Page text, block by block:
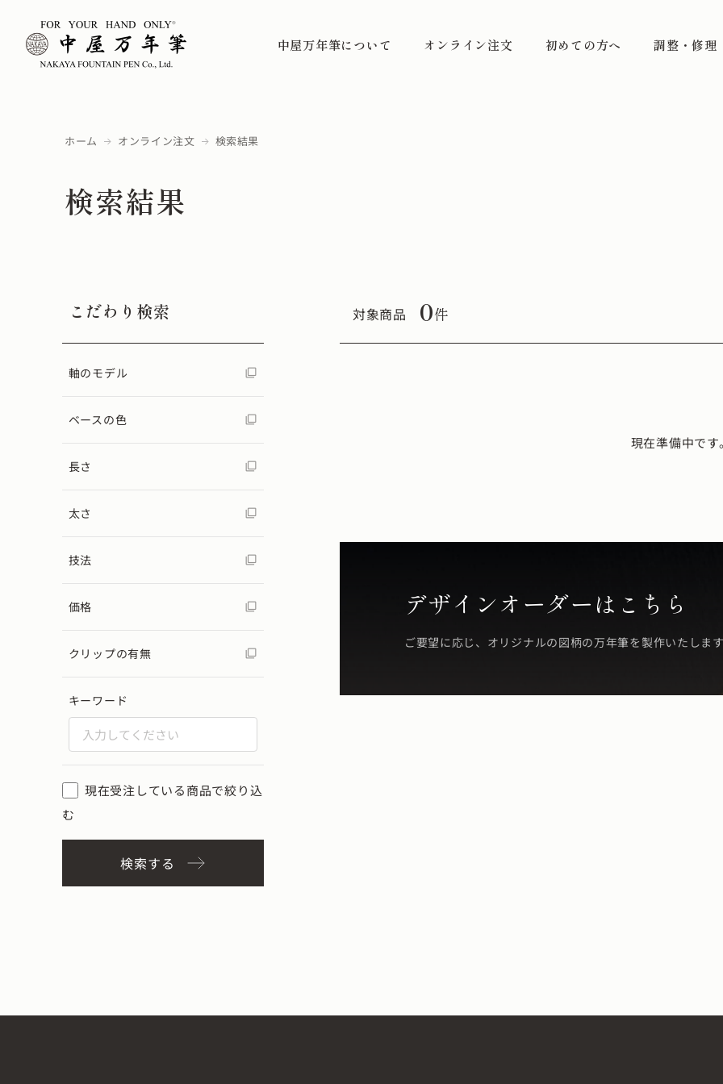
中屋万年筆について オンライン注文 初めての方へ 調整・修理
ホーム オンライン注文 検索結果
検索結果
こだわり検索
軸のモデル
ベースの色
長さ
太さ
技法
価格
クリップの有無
キーワード
現在受注している商品で絞り込
む
検索する
対象商品 0件
現在準備中です
デザインオーダーはこちら
ご要望に応じ、オリジナルの図柄の万年筆を製作いたしま